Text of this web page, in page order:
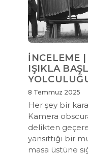
İNCELEME
IŞIKLA
8 Temmuz 2025
Her şey bir
Kamera
delikten
yansıttığı bir
masa üstüne